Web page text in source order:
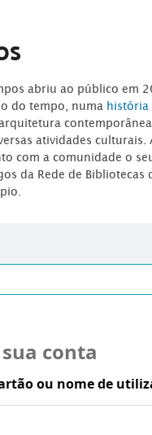
abriu ao público em
do tempo, numa história
atividades
com a comunidade o
da Rede de
conta
ou nome de